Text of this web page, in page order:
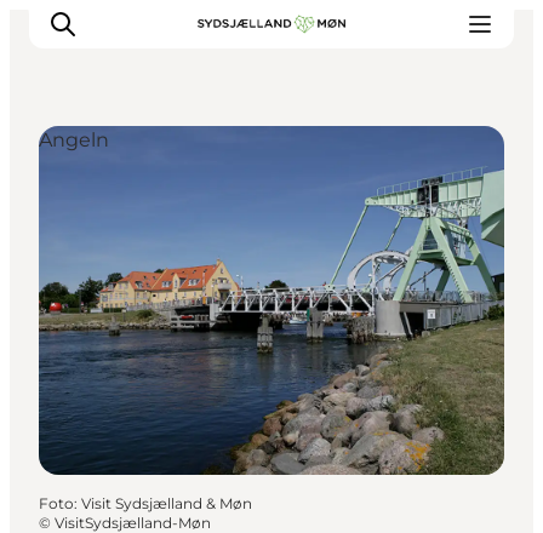
Events
Essen
Unterkunft
Reise planen
Angeln
Foto: Visit Sydsjælland & Møn
© VisitSydsjælland-Møn